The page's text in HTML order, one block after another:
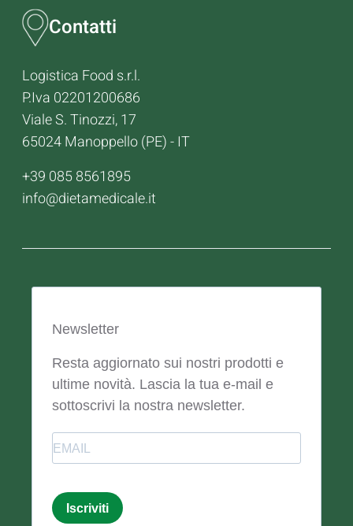
Contatti
Logistica Food s.r.l.
P.Iva 02201200686
Viale S. Tinozzi, 17
65024 Manoppello (PE) - IT
+39 085 8561895
info@dietamedicale.it
Newsletter
Resta aggiornato sui nostri prodotti e
ultime novità. Lascia la tua e-mail e
sottoscrivi la nostra newsletter.
Email
Iscriviti